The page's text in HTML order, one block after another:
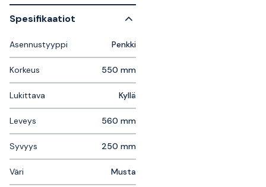
Spesifikaatiot
Asennustyyppi Penkki
Korkeus 550 mm
Lukittava Kyllä
Leveys 560 mm
Syvyys 250 mm
Väri Musta